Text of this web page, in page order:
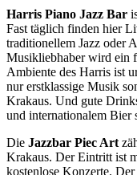
Harris Piano Jazz Bar
Fast täglich finden hier
traditionellem Jazz oder
Musikliebhaber wird ein
Ambiente des Harris ist
nur erstklassige Musik
Krakaus. Und gute
und internationalem Bier
Die Jazzbar Piec Art
Krakaus. Der Eintritt ist
kostenlose Konzerte.